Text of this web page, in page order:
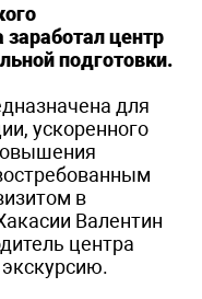
центр
подготовки.
для
ускоренного
в
Валентин
центра